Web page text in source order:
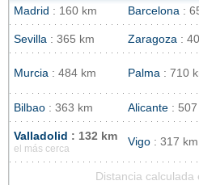
Madrid : 160 km Barcelona :
Sevilla : 365 km Zaragoza :
Murcia : 484 km Palma : 710
Bilbao : 363 km Alicante :
Valladolid : 132 km
el más cerca
Vigo : 317 km
Distancia calculada